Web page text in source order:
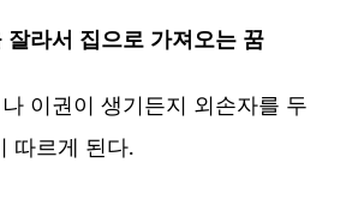
잘라서 집으로 가져오는 꿈
이권이 생기든지 외손자를 두
따르게 된다.